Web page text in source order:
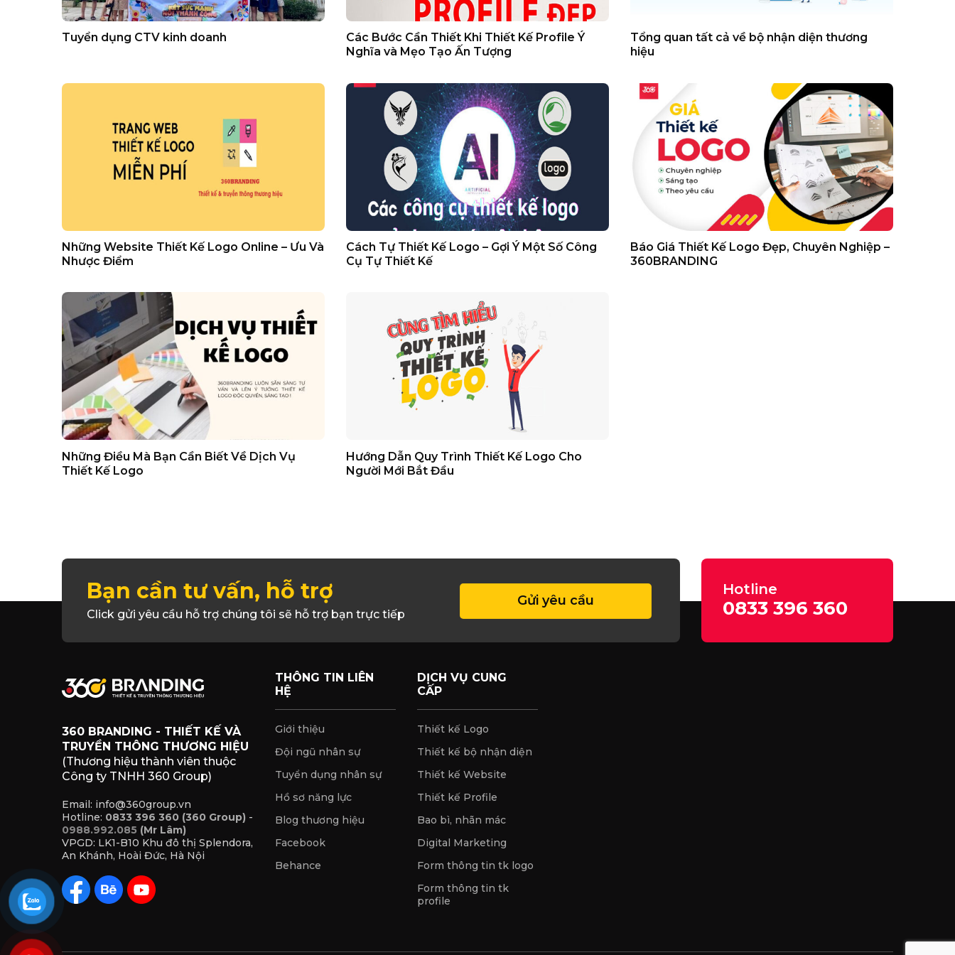
Tuyển dụng CTV kinh doanh
Các Bước Cần Thiết Khi Thiết Kế Profile Ý
Nghĩa và Mẹo Tạo Ấn Tượng
Tổng quan tất cả về bộ nhận diện thương
hiệu
Những Website Thiết Kế Logo Online – Ưu Và
Nhược Điểm
Cách Tự Thiết Kế Logo – Gợi Ý Một Số Công
Cụ Tự Thiết Kế
Báo Giá Thiết Kế Logo Đẹp, Chuyên Nghiệp –
360BRANDING
Những Điều Mà Bạn Cần Biết Về Dịch Vụ
Thiết Kế Logo
Hướng Dẫn Quy Trình Thiết Kế Logo Cho
Người Mới Bắt Đầu
Bạn cần tư vấn, hỗ trợ
Click gửi yêu cầu hỗ trợ chúng tôi sẽ hỗ trợ bạn trực tiếp
Gửi yêu cầu
Hotline
0833 396 360
360 BRANDING - THIẾT KẾ VÀ
TRUYỀN THÔNG THƯƠNG HIỆU
(Thương hiệu thành viên thuộc
Công ty TNHH 360 Group)
Email: info@360group.vn
Hotline: 0833 396 360 (360 Group) -
0988.992.085 (Mr Lâm)
VPGD: LK1-B10 Khu đô thị Splendora,
An Khánh, Hoài Đức, Hà Nội
THÔNG TIN LIÊN
HỆ
Giới thiệu
Đội ngũ nhân sự
Tuyển dụng nhân sự
Hồ sơ năng lực
Blog thương hiệu
Facebook
Behance
DỊCH VỤ CUNG
CẤP
Thiết kế Logo
Thiết kế bộ nhận diện
Thiết kế Website
Thiết kế Profile
Bao bì, nhãn mác
Digital Marketing
Form thông tin tk logo
Form thông tin tk
profile